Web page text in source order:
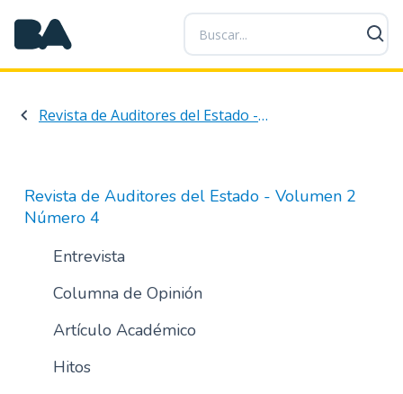
P
a
s
a
a
n
i
Revista de Auditores del Estado - Volumen 2 Número 4
Revista de Auditores del Estado - Volumen 2
Número 4
Entrevista
Columna de Opinión
Artículo Académico
Hitos